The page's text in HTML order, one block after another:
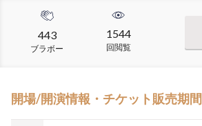
443
ブラボー
1544
回閲覧
開場/開演情報・チケット販売期間